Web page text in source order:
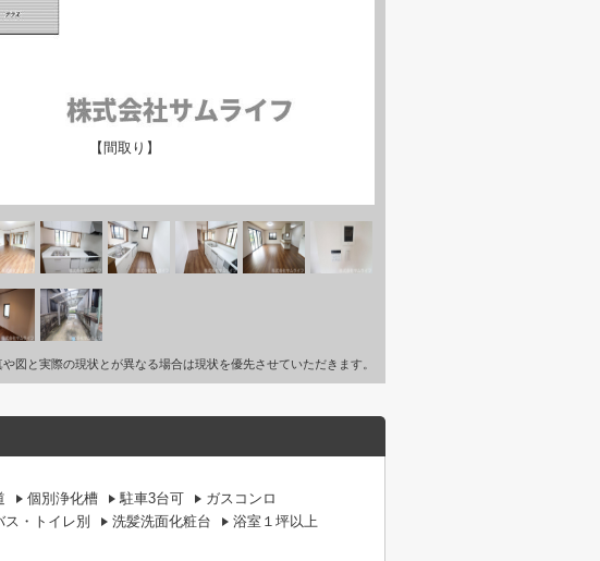
【間取り】
図と実際の現状とが異なる場合は現状を優先させていただきます。
個別浄化槽 駐車3台可
ガスコンロ
ス・トイレ別 洗髪洗面化粧台
浴室１坪以上